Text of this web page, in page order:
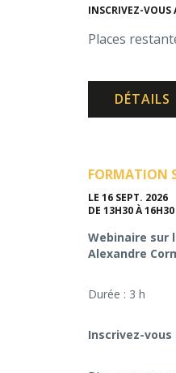
INSCRIVEZ-VOUS
Places
DÉTAILS
FORMATION
LE 16 SEPT. 2026
DE 13H30 À 16H30
Webinaire sur
Alexandre
Durée : 3 h
Inscrivez-vous